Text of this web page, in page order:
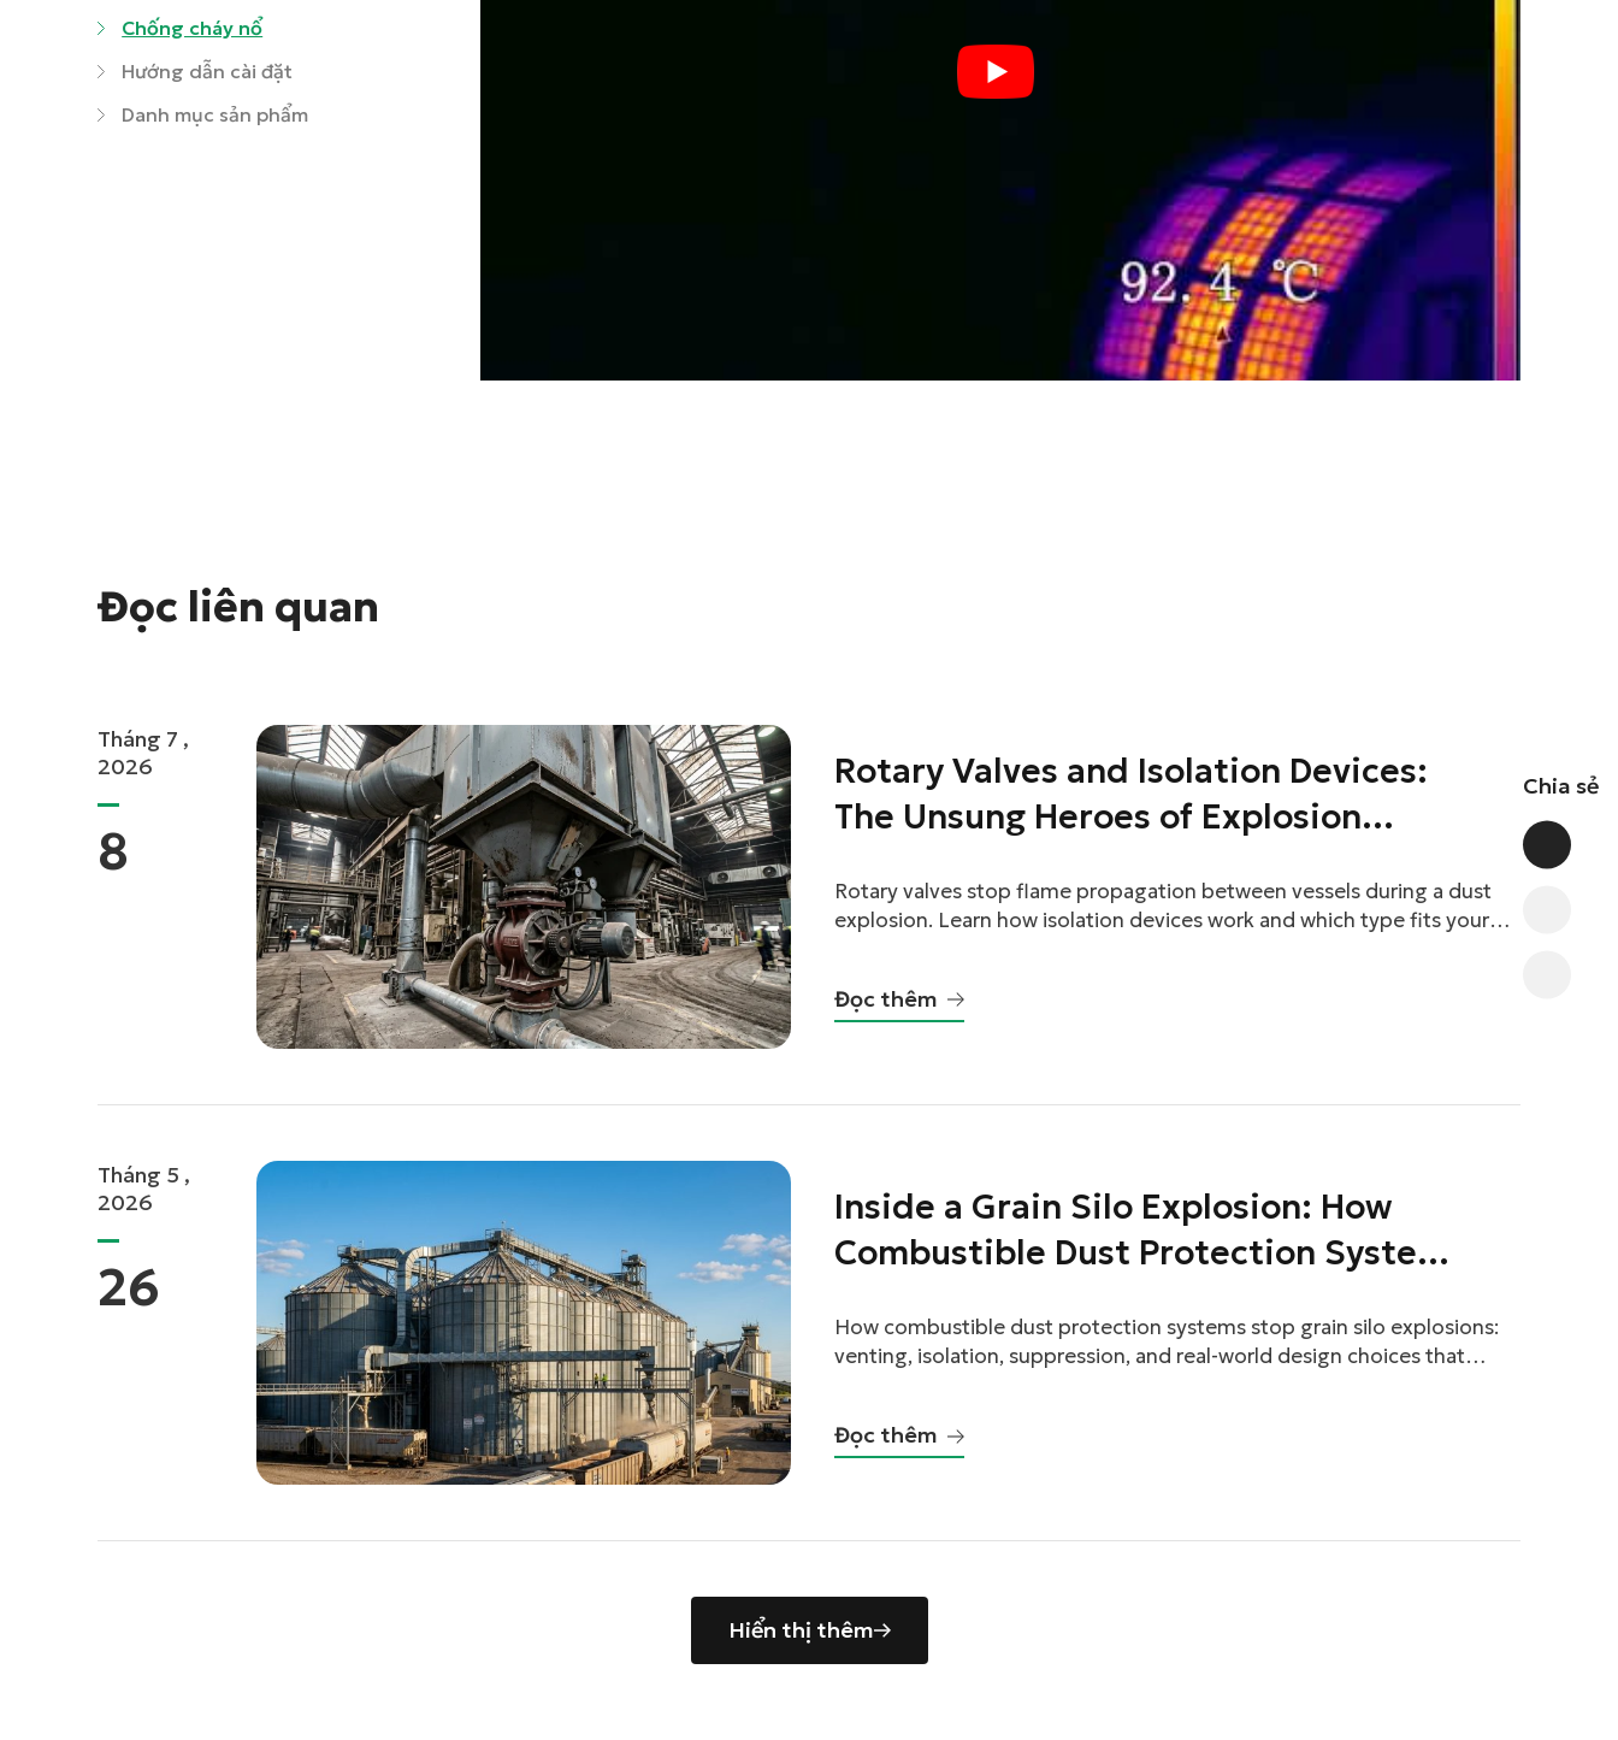
Chống cháy nổ
Hướng dẫn cài đặt
Danh mục sản phẩm
Chia sẻ
linkedin
facebook
Đọc liên quan
Tháng 7 ,
2026
8
Rotary Valves and Isolation Devices:
The Unsung Heroes of Explosion
Rotary valves stop flame propagation between vessels during a dust
explosion. Learn how isolation devices work and which type fits your
Đọc thêm
Tháng 5 ,
2026
26
Inside a Grain Silo Explosion: How
Combustible Dust Protection Systems
How combustible dust protection systems stop grain silo explosions:
venting, isolation, suppression, and real-world design choices that
Đọc thêm
Hiển thị thêm